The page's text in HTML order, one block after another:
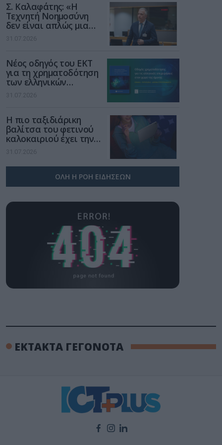
Σ. Καλαφάτης: «Η
Τεχνητή Νοημοσύνη
δεν είναι απλώς μια
νέα τεχνολογία, είναι
μια νέα βιομηχανική
31.07.2026
Νέος οδηγός του ΕΚΤ
για τη χρηματοδότηση
των ελληνικών
επιχειρήσεων στον
χώρο της άμυνας
31.07.2026
Η πιο ταξιδιάρικη
βαλίτσα του φετινού
καλοκαιριού έχει την
υπογραφή της Xiaomi
31.07.2026
ΟΛΗ Η ΡΟΗ ΕΙΔΗΣΕΩΝ
ΕΚΤΑΚΤΑ ΓΕΓΟΝΟΤΑ